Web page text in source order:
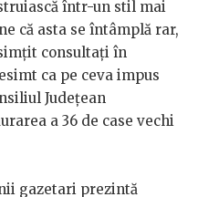
într-un stil mai
că asta se întâmplă rar,
consultați în
ca pe ceva impus
Județean
a 36 de case vechi
gazetari prezintă